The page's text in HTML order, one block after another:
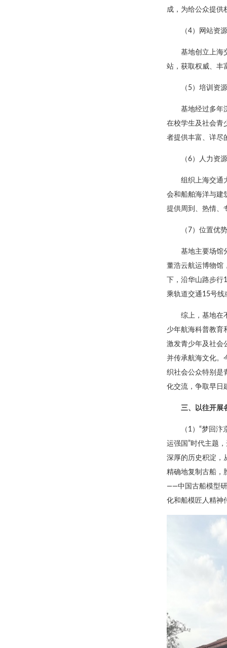
成，为给公众提供
（4）网站资源
基地创立上海
站，获取权威、丰
（5）培训资源
基地经过多年
在校学生及社会青
者提供丰富、详尽
（6）人力资源
组织上海交通
会和船舶海洋与建
提供周到、热情、
（7）位置优势
基地主要场馆
董浩云航运博物馆
下，沿华山路步
乘轨道交通15号线
综上，基地在
少年航海科普教育
激发青少年及社会
并传承航海文化。
织社会公众特别是
化交流，争取早日
三、以往开展
（1）“梦回
运强国”时代主题
深厚的历史积淀，
精确地复制古船，
——中国古船模型
化和船模匠人精神